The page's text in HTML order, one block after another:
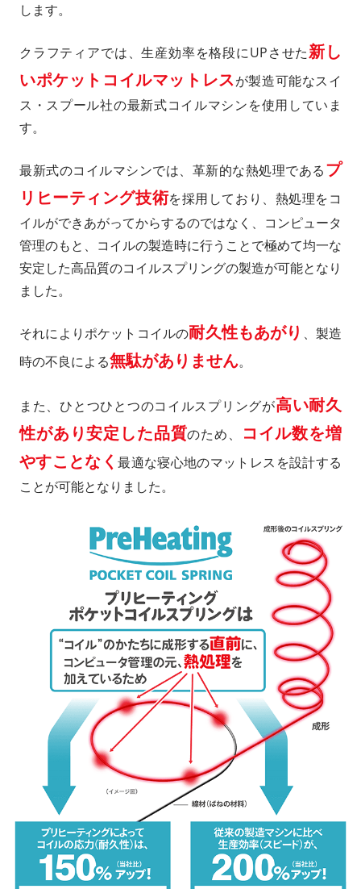
します。
クラフティアでは、生産効率を格段にUPさせた新し
いポケットコイルマットレスが製造可能なスイ
ス・スプール社の最新式コイルマシンを使用していま
す。
最新式のコイルマシンでは、革新的な熱処理であるプ
リヒーティング技術を採用しており、熱処理をコ
イルができあがってからするのではなく、コンピュータ
管理のもと、コイルの製造時に行うことで極めて均一な
安定した高品質のコイルスプリングの製造が可能となり
ました。
それによりポケットコイルの耐久性もあがり 、製造
時の不良による無駄がありません。
また、ひとつひとつのコイルスプリングが高い耐久
性があり安定した品質のため、
コイル数を増
やすことなく最適な寝心地のマットレスを設計する
ことが可能となりました。